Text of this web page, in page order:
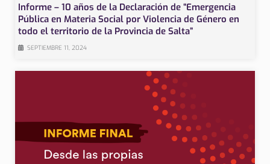
Informe – 10 años de la Declaración de “Emergencia
Pública en Materia Social por Violencia de Género en
todo el territorio de la Provincia de Salta”
SEPTIEMBRE 11, 2024